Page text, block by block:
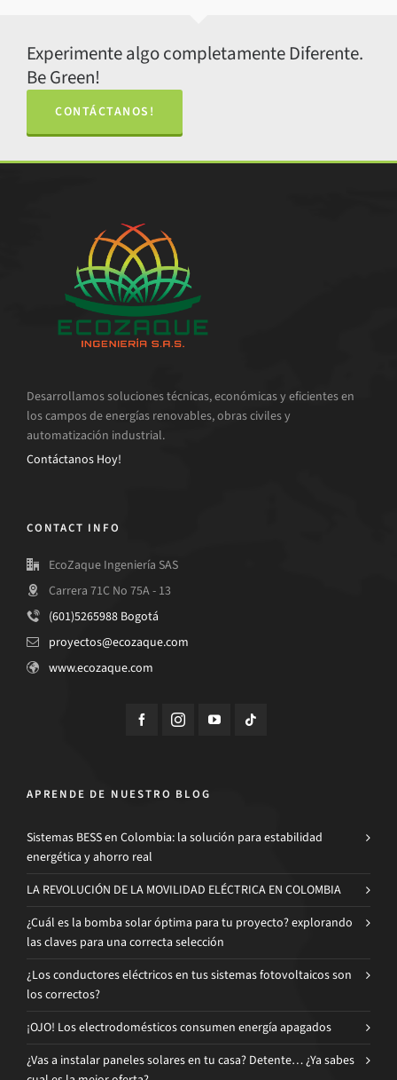
Experimente algo completamente Diferente.
Be Green!
CONTÁCTANOS!
Desarrollamos soluciones técnicas, económicas y eficientes en
los campos de energías renovables, obras civiles y
automatización industrial.
Contáctanos Hoy!
CONTACT INFO
EcoZaque Ingeniería SAS
Carrera 71C No 75A - 13
(601)5265988 Bogotá
proyectos@ecozaque.com
www.ecozaque.com
APRENDE DE NUESTRO BLOG
Sistemas BESS en Colombia: la solución para estabilidad
energética y ahorro real
LA REVOLUCIÓN DE LA MOVILIDAD ELÉCTRICA EN COLOMBIA
¿Cuál es la bomba solar óptima para tu proyecto? explorando
las claves para una correcta selección
¿Los conductores eléctricos en tus sistemas fotovoltaicos son
los correctos?
¡OJO! Los electrodomésticos consumen energía apagados
¿Vas a instalar paneles solares en tu casa? Detente… ¿Ya sabes